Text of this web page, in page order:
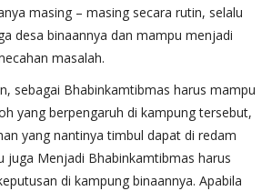
masing – masing secara rutin, selalu
desa binaannya dan mampu menjadi
masalah.
sebagai Bhabinkamtibmas harus mampu
yang berpengaruh di kampung tersebut,
yang nantinya timbul dapat di redam
juga Menjadi Bhabinkamtibmas harus
di kampung binaannya. Apabila